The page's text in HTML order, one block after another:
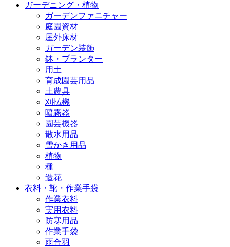
ガーデニング・植物
ガーデンファニチャー
庭園資材
屋外床材
ガーデン装飾
鉢・プランター
用土
育成園芸用品
土農具
刈払機
噴霧器
園芸機器
散水用品
雪かき用品
植物
種
造花
衣料・靴・作業手袋
作業衣料
実用衣料
防寒用品
作業手袋
雨合羽